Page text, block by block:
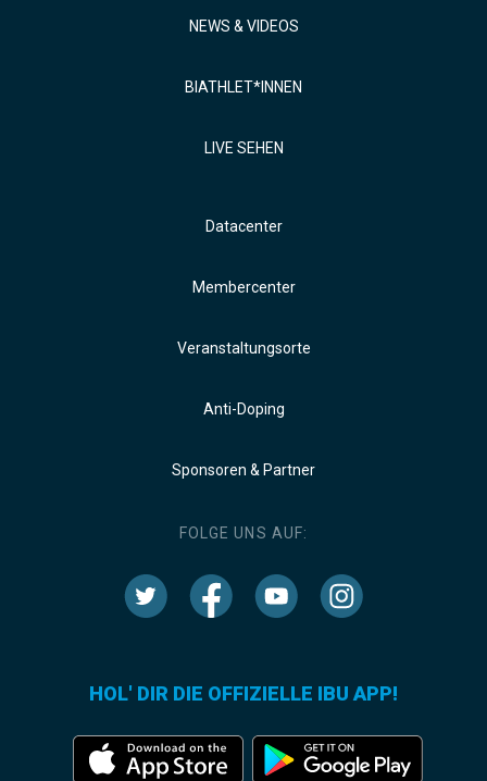
NEWS & VIDEOS
BIATHLET*INNEN
LIVE SEHEN
Datacenter
Membercenter
Veranstaltungsorte
Anti-Doping
Sponsoren & Partner
FOLGE UNS AUF:
HOL' DIR DIE OFFIZIELLE IBU APP!